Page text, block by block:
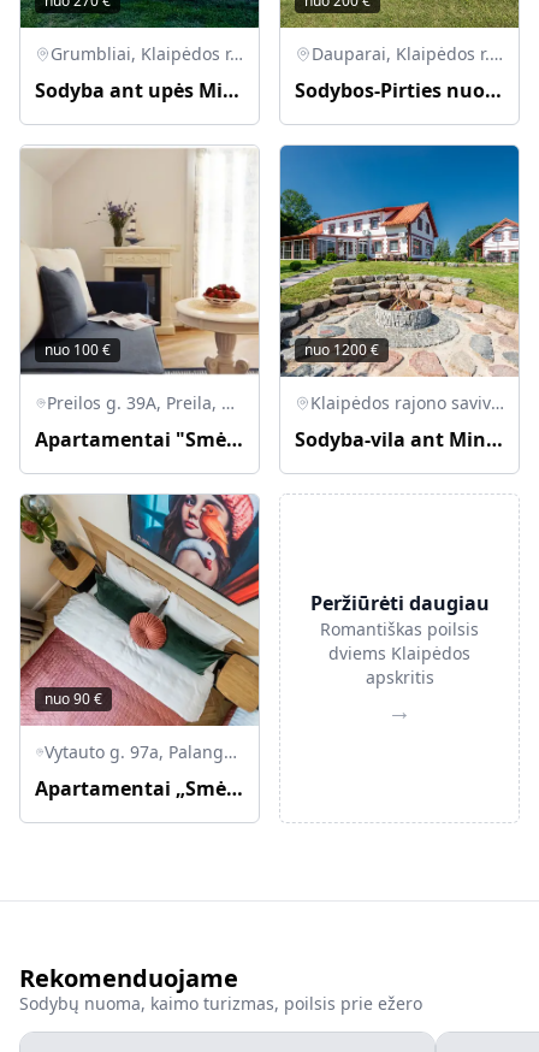
Grumbliai, Klaipėdos r. sav., Lietuva
Sodyba ant upės Minijos kranto
Dauparai, Klaipėdos r. sav., Lietuva
Sodybos-Pirties nuoma. Galima su kubilu bei nakvynę
nuo 100€
Preilos g. 39A, Preila, Neringos savivaldybė, Lietuva
Apartamentai "Smėlynas" Preiloje
nuo 1200€
Klaipėdos rajono savivaldybė, Lietuva
Sodyba-vila ant Minijos upės kranto
nuo90€
Vytauto g. 97a, Palanga, Palangos miesto savivaldybė, Lietuva
Apartamentai „Smėlynas Boutique & SPA“
Peržiūrėti daugiau
Romantiškas poilsis
dviems Klaipėdos
apskritis
→
Rekomenduojame
Sodybų nuoma, kaimo turizmas, poilsis prie ežero